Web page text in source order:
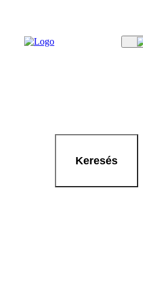
Keresés